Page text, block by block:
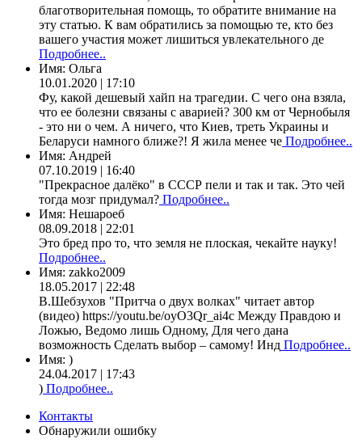
благотворительная помощь, то обратите внимание на
эту статью. К вам обратились за помощью те, кто без
вашего участия может лишиться увлекательного де
Подробнее..
Имя: Ольга
10.01.2020 | 17:10
Фу, какой дешевый хайп на трагедии. С чего она взяла,
что ее болезни связаны с аварией? 300 км от Чернобыля
- это ни о чем. А ничего, что Киев, треть Украины и
Беларуси намного ближе?! Я жила менее че Подробнее..
Имя: Андрей
07.10.2019 | 16:40
"Прекрасное далёко" в СССР пели и так и так. Это чей
тогда мозг придумал? Подробнее..
Имя: Нешароеб
08.09.2018 | 22:01
Это бред про то, что земля не плоская, чекайте науку!
Подробнее..
Имя: zakko2009
18.05.2017 | 22:48
В.Шебзухов "Притча о двух волках" читает автор
(видео) https://youtu.be/oyO3Qr_ai4c Между Правдою и
Ложью, Ведомо лишь Одному, Для чего дана
возможность Сделать выбор – самому! Инд Подробнее..
Имя: )
24.04.2017 | 17:43
) Подробнее..
Контакты
Обнаружили ошибку